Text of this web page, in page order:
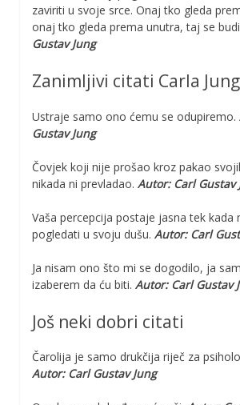
zaviriti u svoje srce. Onaj tko gleda
onaj tko gleda prema unutra, taj se
Gustav Jung
Zanimljivi citati Carla
Ustraje samo ono ćemu se odupiremo.
Gustav Jung
Čovjek koji nije prošao kroz pakao
nikada ni prevladao. Autor: Carl Gustav
Vaša percepcija postaje jasna tek kada
pogledati u svoju dušu. Autor: Carl
Ja nisam ono što mi se dogodilo, ja
izaberem da ću biti. Autor: Carl Gustav
Još neki dobri citati
Čarolija je samo drukčija riječ za
Autor: Carl Gustav Jung